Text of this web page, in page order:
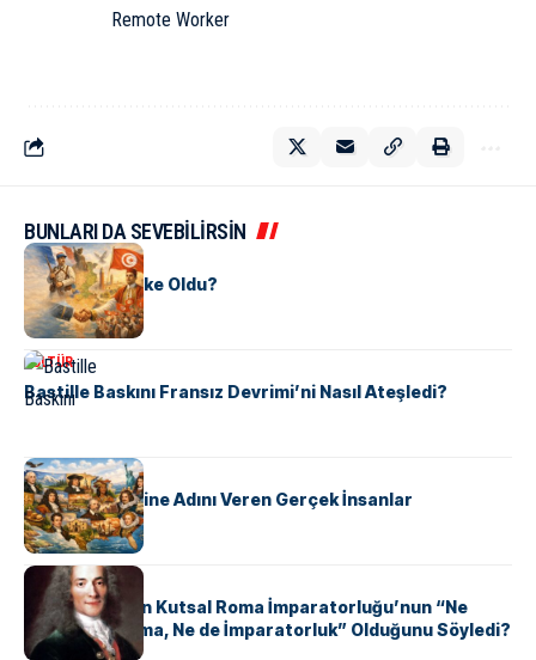
Remote Worker
BUNLARI DA SEVEBİLİRSİN
KÜLTÜR
Tunus Nasıl Ülke Oldu?
KÜLTÜR
Bastille Baskını Fransız Devrimi’ni Nasıl Ateşledi?
KÜLTÜR
ABD Eyaletlerine Adını Veren Gerçek İnsanlar
KÜLTÜR
Voltaire Neden Kutsal Roma İmparatorluğu’nun “Ne
Kutsal, Ne Roma, Ne de İmparatorluk” Olduğunu Söyledi?